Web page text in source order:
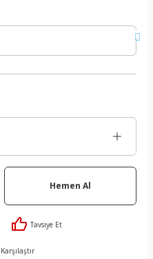
Hemen Al
Tavsiye Et
Karşılaştır